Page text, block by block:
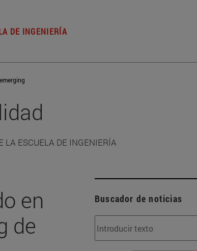
DE INGENIERÍA
LA ESCUELA DE INGENIERÍA
en
de
Buscador de noticias